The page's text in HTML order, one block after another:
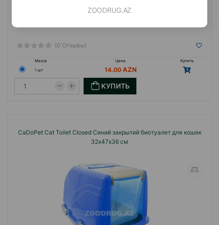
ZOODRUG.AZ
(0 Отзывы)
Масса Цена
Купить
1 шт
14.00
КУПИТЬ
CaDoPet Cat Toilet Closed Синий закрытий биотуалет для кошек
32х47х36 см